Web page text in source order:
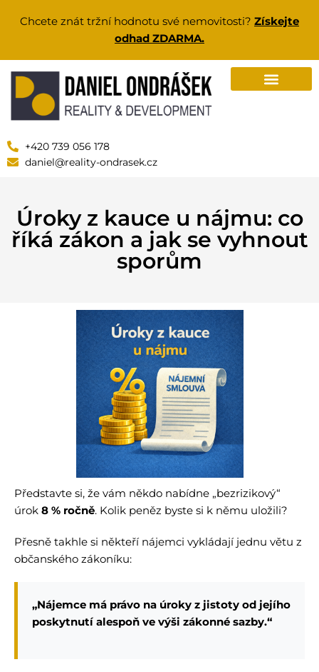
Chcete znát tržní hodnotu své nemovitosti? Získejte
odhad ZDARMA.
+420 739 056 178
daniel@reality-ondrasek.cz
Úroky z kauce u nájmu: co
říká zákon a jak se vyhnout
sporům
Představte si, že vám někdo nabídne „bezrizikový“
úrok 8 % ročně. Kolik peněz byste si k němu uložili?
Přesně takhle si někteří nájemci vykládají jednu větu z
občanského zákoníku:
„Nájemce má právo na úroky z jistoty od jejího
poskytnutí alespoň ve výši zákonné sazby.“